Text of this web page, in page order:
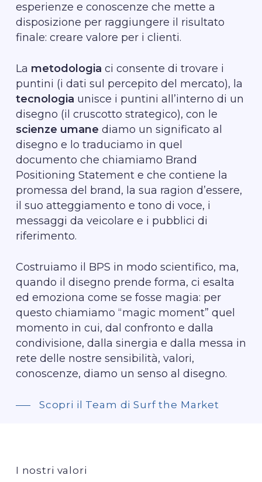
esperienze e conoscenze che mette a
disposizione per raggiungere il risultato
finale: creare valore per i clienti.
La metodologia ci consente di trovare i
puntini (i dati sul percepito del mercato), la
tecnologia unisce i puntini all’interno di un
disegno (il cruscotto strategico), con le
scienze umane diamo un significato al
disegno e lo traduciamo in quel
documento che chiamiamo Brand
Positioning Statement e che contiene la
promessa del brand, la sua ragion d’essere,
il suo atteggiamento e tono di voce, i
messaggi da veicolare e i pubblici di
riferimento.
Costruiamo il BPS in modo scientifico, ma,
quando il disegno prende forma, ci esalta
ed emoziona come se fosse magia: per
questo chiamiamo “magic moment” quel
momento in cui, dal confronto e dalla
condivisione, dalla sinergia e dalla messa in
rete delle nostre sensibilità, valori,
conoscenze, diamo un senso al disegno.
Scopri il Team di Surf the Market
I nostri valori